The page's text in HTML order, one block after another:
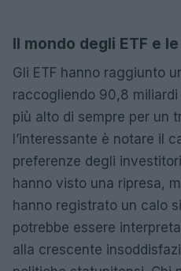
Il mondo degli ETF e
Gli ETF hanno raggiunto
raccogliendo 90,8
più alto di sempre per un
l’interessante è notare il
preferenze degli
hanno visto una ripresa,
hanno registrato un calo
potrebbe essere
alla crescente